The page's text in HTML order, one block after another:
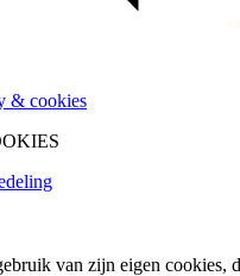
& cookies
van zijn eigen cookies,